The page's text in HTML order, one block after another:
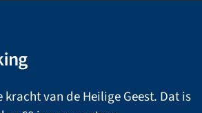
kracht van de Heilige Geest. Dat is